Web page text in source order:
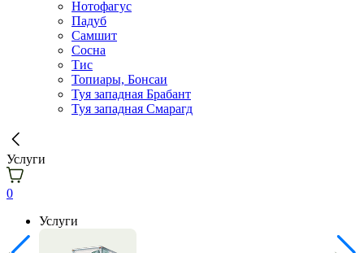
Нотофагус
Падуб
Самшит
Сосна
Тис
Топиары, Бонсаи
Туя западная Брабант
Туя западная Смарагд
Услуги
0
Услуги